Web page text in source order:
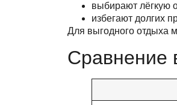
выбирают лёгкую
избегают долгих
Для выгодного отдыха
Сравнение